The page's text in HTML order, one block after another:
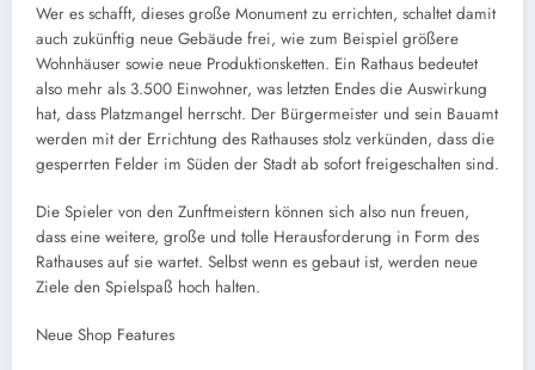
Wer es schafft, dieses große Monument zu errichten, schaltet damit
auch zukünftig neue Gebäude frei, wie zum Beispiel größere
Wohnhäuser sowie neue Produktionsketten. Ein Rathaus bedeutet
also mehr als 3.500 Einwohner, was letzten Endes die Auswirkung
hat, dass Platzmangel herrscht. Der Bürgermeister und sein Bauamt
werden mit der Errichtung des Rathauses stolz verkünden, dass die
gesperrten Felder im Süden der Stadt ab sofort freigeschalten sind.
Die Spieler von den Zunftmeistern können sich also nun freuen,
dass eine weitere, große und tolle Herausforderung in Form des
Rathauses auf sie wartet. Selbst wenn es gebaut ist, werden neue
Ziele den Spielspaß hoch halten.
Neue Shop Features